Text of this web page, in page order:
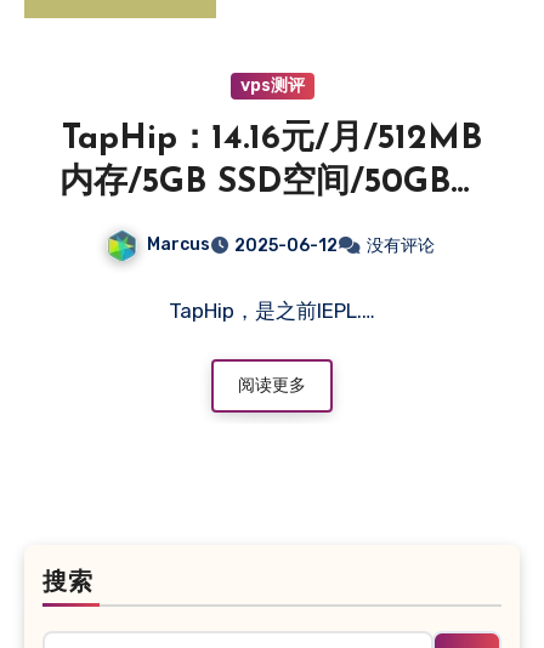
vps测评
TapHip：14.16元/月/512MB
内存/5GB SSD空间/50GB流
量/20MB/s-128MB/s端
口/NAT/KVM/广港IEPL/三
网IEPL-主机百科
Marcus 2025-06-12 没有评论
TapHip，是之前IEPL.…
阅读更多
搜索